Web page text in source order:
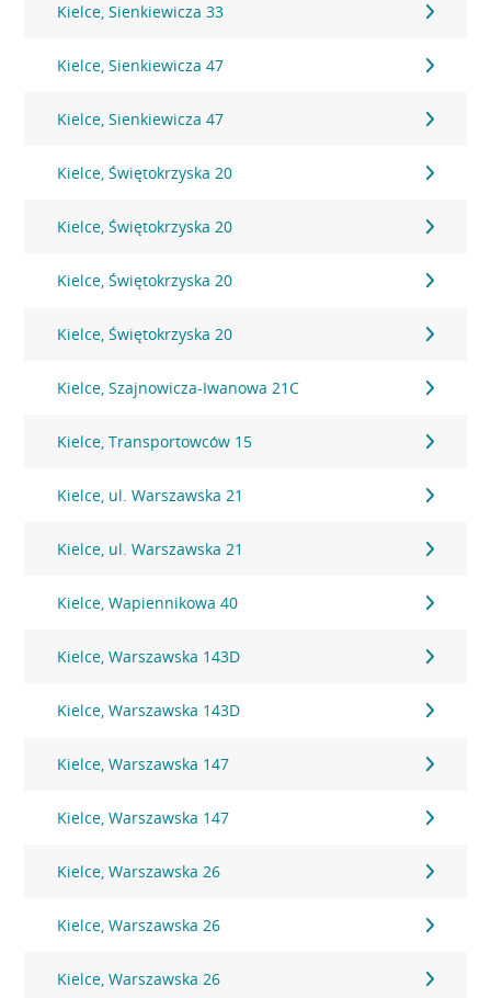
Kielce, Sienkiewicza 33
Kielce, Sienkiewicza 47
Kielce, Sienkiewicza 47
Kielce, Świętokrzyska 20
Kielce, Świętokrzyska 20
Kielce, Świętokrzyska 20
Kielce, Świętokrzyska 20
Kielce, Szajnowicza-Iwanowa 21C
Kielce, Transportowców 15
Kielce, ul. Warszawska 21
Kielce, ul. Warszawska 21
Kielce, Wapiennikowa 40
Kielce, Warszawska 143D
Kielce, Warszawska 143D
Kielce, Warszawska 147
Kielce, Warszawska 147
Kielce, Warszawska 26
Kielce, Warszawska 26
Kielce, Warszawska 26